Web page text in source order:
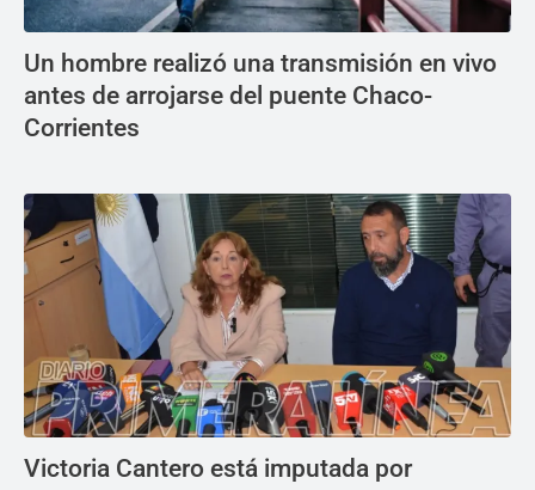
Un hombre realizó una transmisión en vivo
antes de arrojarse del puente Chaco-
Corrientes
Victoria Cantero está imputada por